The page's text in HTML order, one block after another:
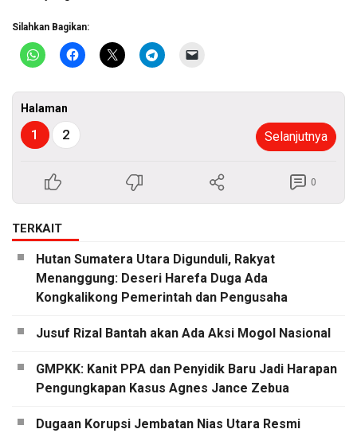
Silahkan Bagikan:
Halaman
1 2 Selanjutnya
0
TERKAIT
Hutan Sumatera Utara Digunduli, Rakyat
Menanggung: Deseri Harefa Duga Ada
Kongkalikong Pemerintah dan Pengusaha
Jusuf Rizal Bantah akan Ada Aksi Mogol Nasional
GMPKK: Kanit PPA dan Penyidik Baru Jadi Harapan
Pengungkapan Kasus Agnes Jance Zebua
Dugaan Korupsi Jembatan Nias Utara Resmi